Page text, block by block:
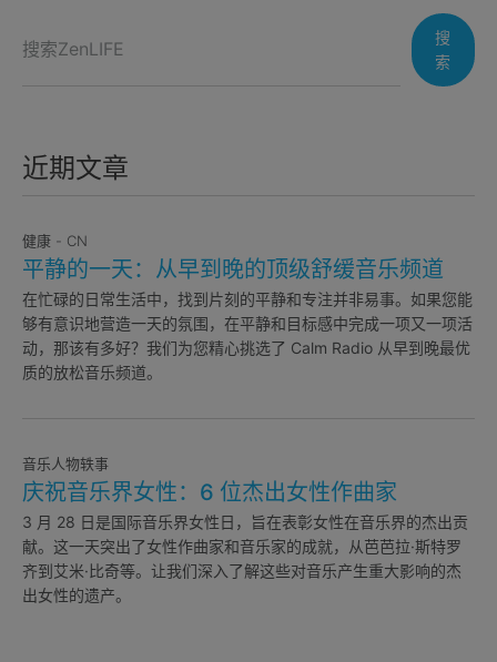
搜
索
近期文章
健康 - CN
平静的一天：从早到晚的顶级舒缓音乐频道
在忙碌的日常生活中，找到片刻的平静和专注并非易事。如果您能
够有意识地营造一天的氛围，在平静和目标感中完成一项又一项活
动，那该有多好？我们为您精心挑选了 Calm Radio 从早到晚最优
质的放松音乐频道。
音乐人物轶事
庆祝音乐界女性：6 位杰出女性作曲家
3 月 28 日是国际音乐界女性日，旨在表彰女性在音乐界的杰出贡
献。这一天突出了女性作曲家和音乐家的成就，从芭芭拉·斯特罗
齐到艾米·比奇等。让我们深入了解这些对音乐产生重大影响的杰
出女性的遗产。